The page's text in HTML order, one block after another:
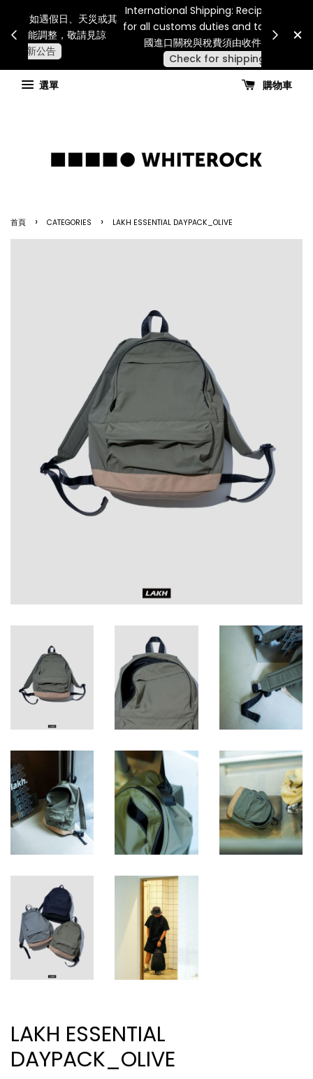
連假期間宅配服務將暫停配送。 如遇假日、天災或其
他不可抗力因素，出貨安排可能調整，敬請見諒
查看國內宅配最新公告
for all
國
選單
購物車
首頁 › CATEGORIES › LAKH ESSENTIAL DAYPACK_OLIVE
LAKH ESSENTIAL
DAYPACK_OLIVE